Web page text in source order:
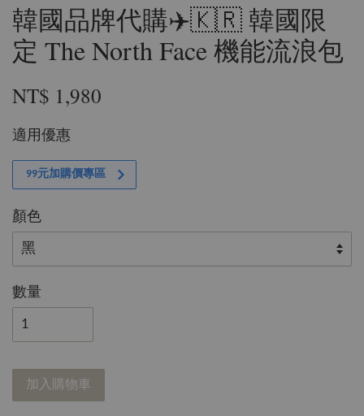
韓國品牌代購✈️🇰🇷 韓國限
定 The North Face 機能流浪包
NT$ 1,980
適用優惠
99元加購價專區
顏色
數量
加入購物車